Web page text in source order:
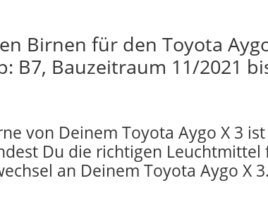
Birnen für den Toyota
B7, Bauzeitraum 11/2021
von Deinem Toyota Aygo X 3
Du die richtigen Leuchtmittel
an Deinem Toyota Aygo X